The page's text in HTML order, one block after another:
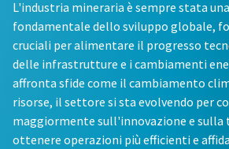
L'industria mineraria è sempre stata
fondamentale dello sviluppo globale,
cruciali per alimentare il progresso
delle infrastrutture e i cambiamenti
affronta sfide come il cambiamento
risorse, il settore si sta evolvendo per
maggiormente sull'innovazione e sulla
ottenere operazioni più efficienti e